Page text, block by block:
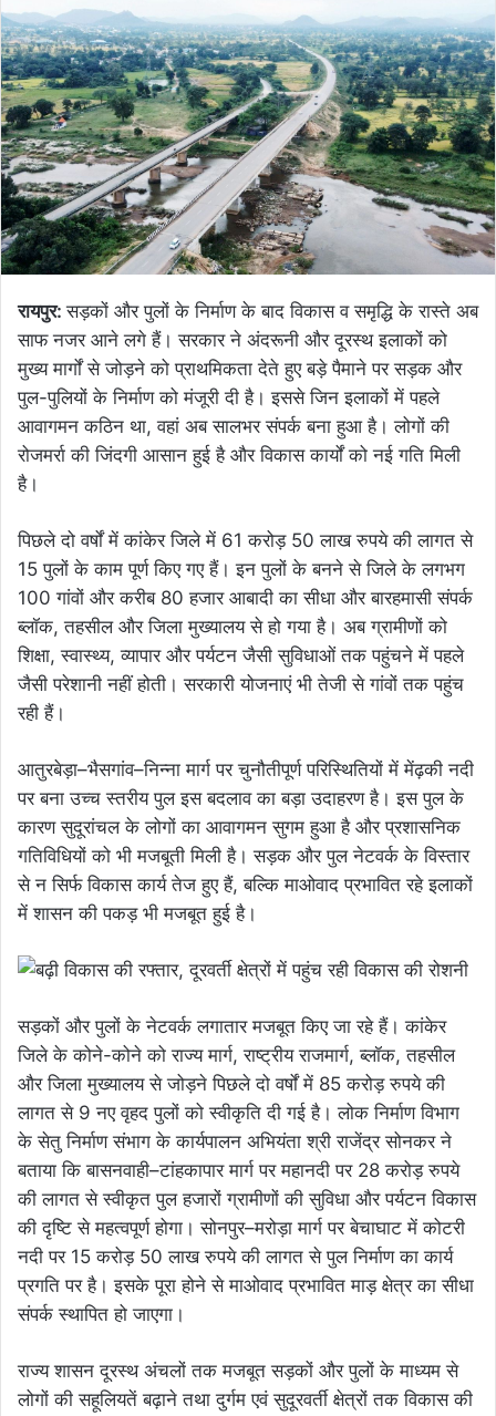
रायपुर:सड़कों और पुलों के निर्माण के बाद विकास व समृद्धि के रास्ते अब
साफ नजर आने लगे हैं। सरकार ने अंदरूनी और दूरस्थ इलाकों को
मुख्य मार्गों से जोड़ने को प्राथमिकता देते हुए बड़े पैमाने पर सड़क और
पुल-पुलियों के निर्माण को मंजूरी दी है। इससे जिन इलाकों में पहले
आवागमन कठिन था, वहां अब सालभर संपर्क बना हुआ है। लोगों की
रोजमर्रा की जिंदगी आसान हुई है और विकास कार्यों को नई गति मिली
है।
पिछले दो वर्षों में कांकेर जिले में 61 करोड़ 50 लाख रुपये की लागत से
15 पुलों के काम पूर्ण किए गए हैं। इन पुलों के बनने से जिले के लगभग
100 गांवों और करीब 80 हजार आबादी का सीधा और बारहमासी संपर्क
ब्लॉक, तहसील और जिला मुख्यालय से हो गया है। अब ग्रामीणों को
शिक्षा, स्वास्थ्य, व्यापार और पर्यटन जैसी सुविधाओं तक पहुंचने में पहले
जैसी परेशानी नहीं होती। सरकारी योजनाएं भी तेजी से गांवों तक पहुंच
रही हैं।
आतुरबेड़ा–भैसगांव–निन्ना मार्ग पर चुनौतीपूर्ण परिस्थितियों में मेंढ़की नदी
पर बना उच्च स्तरीय पुल इस बदलाव का बड़ा उदाहरण है। इस पुल के
कारण सुदूरांचल के लोगों का आवागमन सुगम हुआ है और प्रशासनिक
गतिविधियों को भी मजबूती मिली है। सड़क और पुल नेटवर्क के विस्तार
से न सिर्फ विकास कार्य तेज हुए हैं, बल्कि माओवाद प्रभावित रहे इलाकों
में शासन की पकड़ भी मजबूत हुई है।
सड़कों और पुलों के नेटवर्क लगातार मजबूत किए जा रहे हैं। कांकेर
जिले के कोने-कोने को राज्य मार्ग, राष्ट्रीय राजमार्ग, ब्लॉक, तहसील
और जिला मुख्यालय से जोड़ने पिछले दो वर्षों में 85 करोड़ रुपये की
लागत से 9 नए वृहद पुलों को स्वीकृति दी गई है। लोक निर्माण विभाग
के सेतु निर्माण संभाग के कार्यपालन अभियंता श्री राजेंद्र सोनकर ने
बताया कि बासनवाही–टांहकापार मार्ग पर महानदी पर 28 करोड़ रुपये
की लागत से स्वीकृत पुल हजारों ग्रामीणों की सुविधा और पर्यटन विकास
की दृष्टि से महत्वपूर्ण होगा। सोनपुर–मरोड़ा मार्ग पर बेचाघाट में कोटरी
नदी पर 15 करोड़ 50 लाख रुपये की लागत से पुल निर्माण का कार्य
प्रगति पर है। इसके पूरा होने से माओवाद प्रभावित माड़ क्षेत्र का सीधा
संपर्क स्थापित हो जाएगा।
राज्य शासन दूरस्थ अंचलों तक मजबूत सड़कों और पुलों के माध्यम से
लोगों की सहूलियतें बढ़ाने तथा दुर्गम एवं सुदूरवर्ती क्षेत्रों तक विकास की